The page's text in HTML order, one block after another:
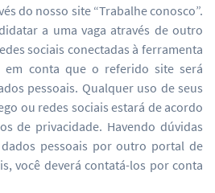
do nosso site “Trabalhe conosco”.
a uma vaga através de outro
sociais conectadas à ferramenta
em conta que o referido site será
pessoais. Qualquer uso de seus
ou redes sociais estará de acordo
de privacidade. Havendo dúvidas
pessoais por outro portal de
você deverá contatá-los por conta